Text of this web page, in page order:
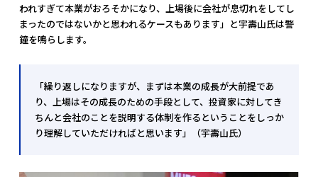
われすぎて本業がおろそかになり、上場後に会社が息切れをしてし
まったのではないかと思われるケースもあります」と宇壽山氏は警
鐘を鳴らします。
「繰り返しになりますが、まずは本業の成長が大前提であ
り、上場はその成長のための手段として、投資家に対してき
ちんと会社のことを説明する体制を作るということをしっか
り理解していただければと思います」（宇壽山氏）